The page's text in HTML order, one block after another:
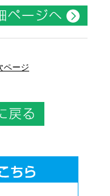
ページ